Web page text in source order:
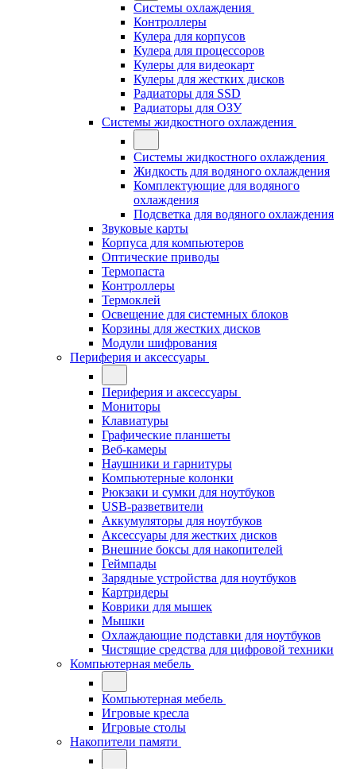
Системы охлаждения
Контроллеры
Кулера для корпусов
Кулера для процессоров
Кулеры для видеокарт
Кулеры для жестких дисков
Радиаторы для SSD
Радиаторы для ОЗУ
Системы жидкостного охлаждения
Системы жидкостного охлаждения
Жидкость для водяного охлаждения
Комплектующие для водяного
охлаждения
Подсветка для водяного охлаждения
Звуковые карты
Корпуса для компьютеров
Оптические приводы
Термопаста
Контроллеры
Термоклей
Освещение для системных блоков
Корзины для жестких дисков
Модули шифрования
Периферия и аксессуары
Периферия и аксессуары
Мониторы
Клавиатуры
Графические планшеты
Веб-камеры
Наушники и гарнитуры
Компьютерные колонки
Рюкзаки и сумки для ноутбуков
USB-разветвители
Аккумуляторы для ноутбуков
Аксессуары для жестких дисков
Внешние боксы для накопителей
Геймпады
Зарядные устройства для ноутбуков
Картридеры
Коврики для мышек
Мышки
Охлаждающие подставки для ноутбуков
Чистящие средства для цифровой техники
Компьютерная мебель
Компьютерная мебель
Игровые кресла
Игровые столы
Накопители памяти